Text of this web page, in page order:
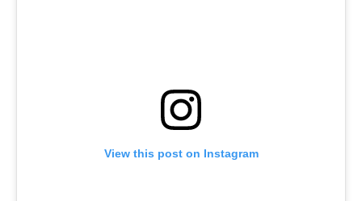
View this post on Instagram